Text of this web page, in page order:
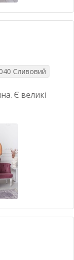
Сливовий
Є великі